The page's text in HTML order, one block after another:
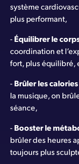
système
plus performant,
-Équilibrer le
coordination et
fort, plus équilibré,
-Brûler les calories
la musique, on
séance,
-Booster le
brûler des heures
toujours plus